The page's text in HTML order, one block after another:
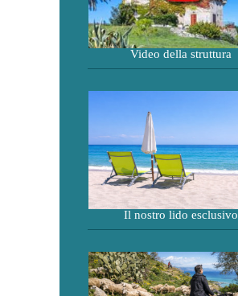
Video della struttura
Il nostro lido esclusivo